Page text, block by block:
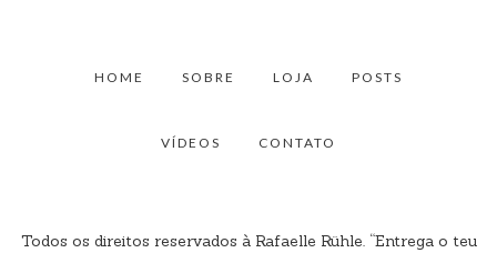
HOME SOBRE LOJA POSTS
VÍDEOS CONTATO
Todos os direitos reservados à Rafaelle Rühle. “Entrega o teu